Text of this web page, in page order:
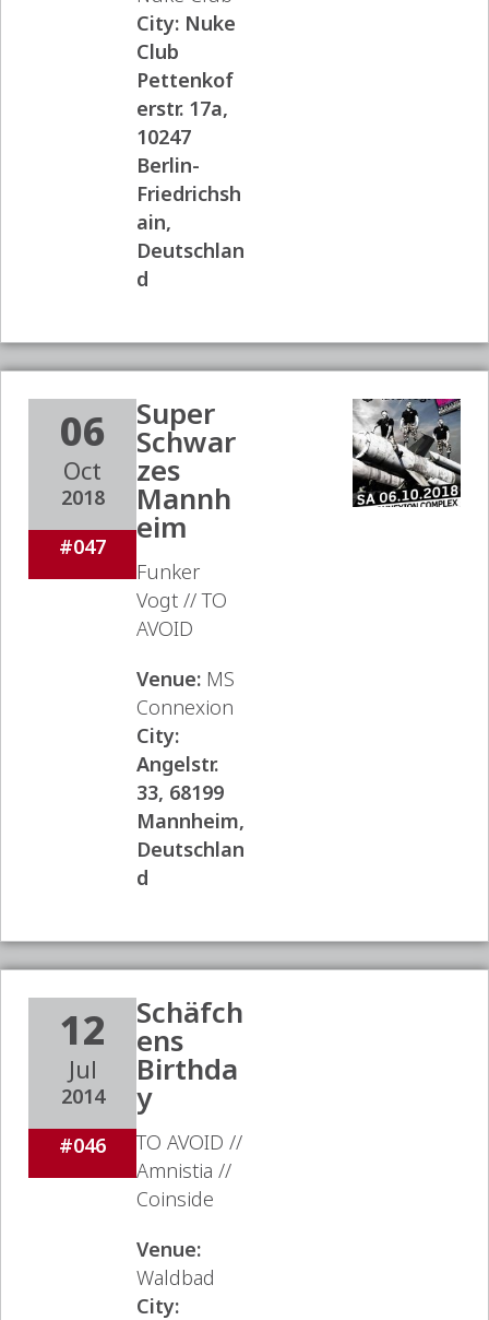
City: Nuke
Club
Pettenkof
erstr. 17a,
10247
Berlin-
Friedrichsh
ain,
Deutschlan
d
06
Oct
2018
#047
Super
Schwar
zes
Mannh
eim
Funker
Vogt // TO
AVOID
Venue: MS
Connexion
City:
Angelstr.
33, 68199
Mannheim,
Deutschlan
d
12
Jul
2014
#046
Schäfch
ens
Birthda
y
TO AVOID //
Amnistia //
Coinside
Venue:
Waldbad
City: